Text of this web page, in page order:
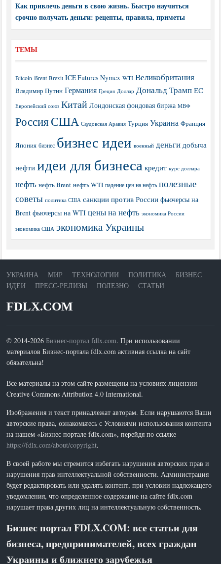
Как привлечь деньги в свою жизнь. Быстро научиться
срочно получать деньги: рецепты, правила, приметы
ТЕМЫ
Bitcoin Brent Brexit ICE Futures Nymex WTI Великобритания
Владимир Путин Германия Греция Доллар Дональд Трамп ЕС
Европейский союз Китай Лондонская фондовая биржа МВФ
РоссияСША Саудовская Аравия Турция Украина Франция
Япония бизнес бизнес идеи военный деньги добыча
нефти идеи для бизнеса кредит курс доллара
нефть нефть Brent нефть WTI падение цен на нефть полезные
советы политика США санкции против России фьючерсы на
Brent фьючерсы на WTI цены на нефть экономика России
экономика США экономика Украины
УКРАИНА МИР ТЕХНОЛОГИИ ПОЛИТИКА
БИЗНЕС
ИДЕИ
ПРЕСС-РЕЛИЗЫ ПОЛЕЗНО СТАТЬИ
FDLX.COM
© 2014-2026Бизнес-портал fdlx.com. При использовании
материалов Бизнес-портала fdlx.com активная ссылка на сайт
обязательна!
Все материалы на этом сайте размещены на условиях лицензии
Creative Commons Attribution 4.0 International.
Изображения и текст принадлежат авторам. Если нарушаются Ваши
авторские права, ознакомьтесь с Условиями использования контента
на нашем «Бизнес портале fdlx.com», перейдя по ссылке
https://fdlx.com/about/copyright.
В своей работе мы стремится избегать нарушения авторских прав и
нарушения прав интеллектуальной собственности. Администрация
будет редактировать или удалять контент, при условии надлежащего
уведомления, что определенное содержание на сайте fdlx.com
нарушает права других лиц на интеллектуальную собственность.
Бизнес портал FDLX.COM: все статьи для
бизнеса, предпринимателей, всех граждан
Украины и ближнего зарубежья